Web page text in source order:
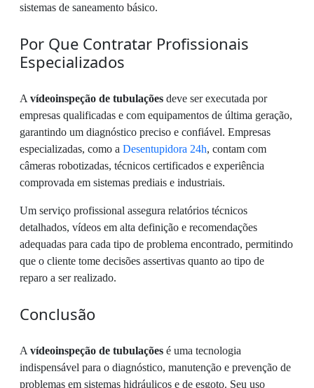
sistemas de saneamento básico.
Por Que Contratar Profissionais
Especializados
A vídeoinspeção de tubulações deve ser executada por
empresas qualificadas e com equipamentos de última geração,
garantindo um diagnóstico preciso e confiável. Empresas
especializadas, como a Desentupidora 24h, contam com
câmeras robotizadas, técnicos certificados e experiência
comprovada em sistemas prediais e industriais.
Um serviço profissional assegura relatórios técnicos
detalhados, vídeos em alta definição e recomendações
adequadas para cada tipo de problema encontrado, permitindo
que o cliente tome decisões assertivas quanto ao tipo de
reparo a ser realizado.
Conclusão
A vídeoinspeção de tubulações é uma tecnologia
indispensável para o diagnóstico, manutenção e prevenção de
problemas em sistemas hidráulicos e de esgoto. Seu uso